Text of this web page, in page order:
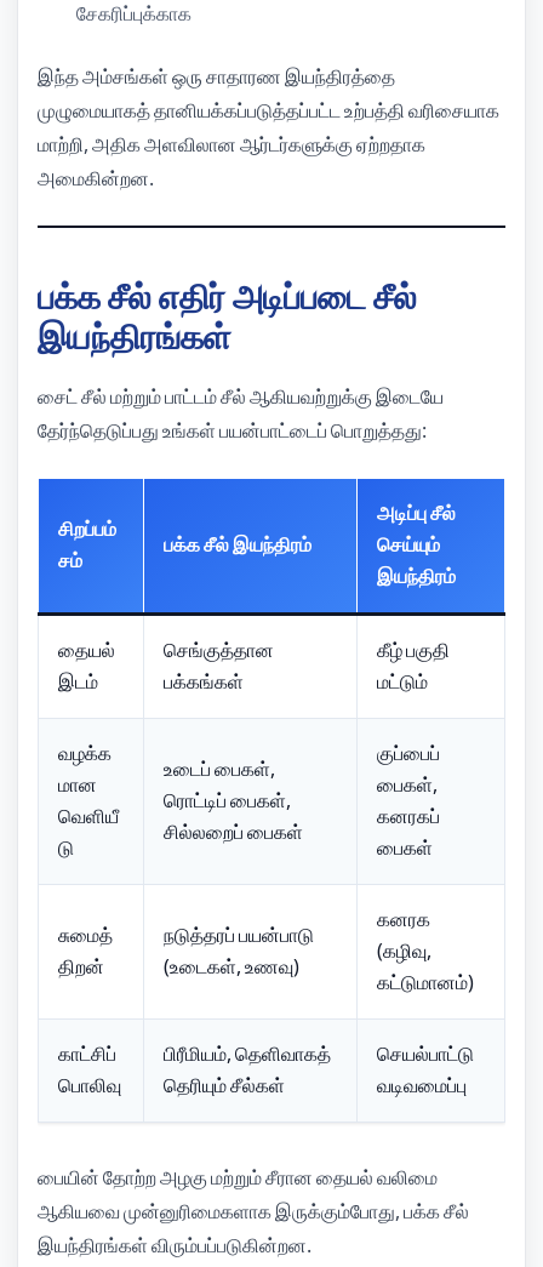
சேகரிப்புக்காக
இந்த அம்சங்கள் ஒரு சாதாரண இயந்திரத்தை
முழுமையாகத் தானியக்கப்படுத்தப்பட்ட உற்பத்தி வரிசையாக
மாற்றி, அதிக அளவிலான ஆர்டர்களுக்கு ஏற்றதாக
அமைகின்றன.
பக்க சீல் எதிர் அடிப்படை சீல்
இயந்திரங்கள்
சைட் சீல் மற்றும் பாட்டம் சீல் ஆகியவற்றுக்கு இடையே
தேர்ந்தெடுப்பது உங்கள் பயன்பாட்டைப் பொறுத்தது:
சிறப்பம்
சம்
பக்க சீல் இயந்திரம்
அடிப்பு சீல்
செய்யும்
இயந்திரம்
தையல்
இடம்
செங்குத்தான
பக்கங்கள்
கீழ் பகுதி
மட்டும்
வழக்க
மான
வெளியீ
டு
உடைப் பைகள்,
ரொட்டிப் பைகள்,
சில்லறைப் பைகள்
குப்பைப்
பைகள்,
கனரகப்
பைகள்
சுமைத்
திறன்
நடுத்தரப் பயன்பாடு
(உடைகள், உணவு)
கனரக
(கழிவு,
கட்டுமானம்)
காட்சிப்
பொலிவு
பிரீமியம், தெளிவாகத்
தெரியும் சீல்கள்
செயல்பாட்டு
வடிவமைப்பு
பையின் தோற்ற அழகு மற்றும் சீரான தையல் வலிமை
ஆகியவை முன்னுரிமைகளாக இருக்கும்போது, பக்க சீல்
இயந்திரங்கள் விரும்பப்படுகின்றன.